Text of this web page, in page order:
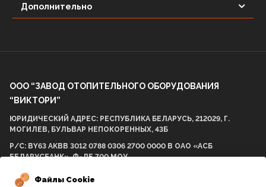
Дополнительно
ООО “ЗАВОД ОТОПИТЕЛЬНОГО ОБОРУДОВАНИЯ
“ВИКТОРИ”
ЮРИДИЧЕСКИЙ АДРЕС: РЕСПУБЛИКА БЕЛАРУСЬ, 212029, Г.
МОГИЛЕВ, БУЛЬВАР НЕПОКОРЕННЫХ, 43Б
Р/С: BY63 AKBB 3012 0788 0306 2700 0000 В ОАО «АСБ
БЕЛАРУСБАНК», Ф-ЛЕ 700 МОУ
БИК AKBBBY21700 УНП: 812001575 ОКПО 298057537000
Файлы Cookie